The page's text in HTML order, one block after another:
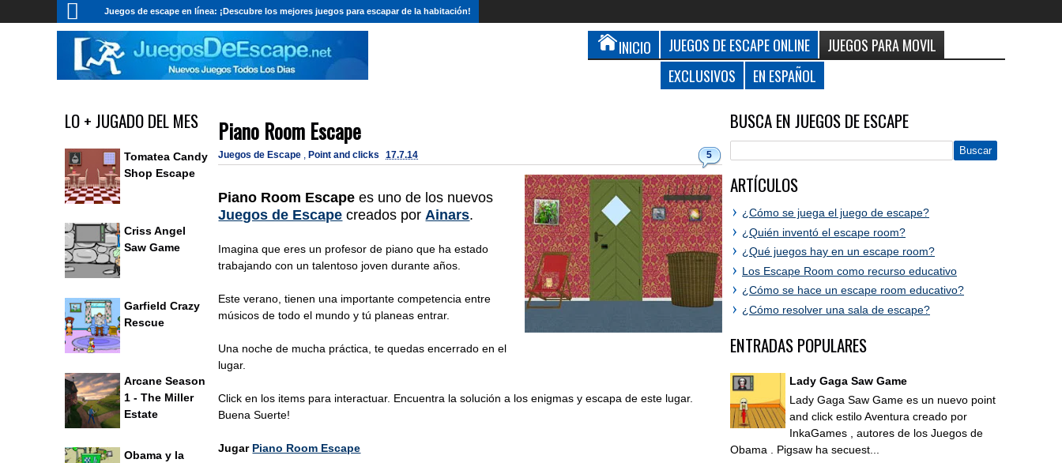
Juegos de escape en línea: ¡Descubre los mejores juegos para escapar de la habitación!
INICIO JUEGOS DE ESCAPE ONLINE
JUEGOS PARA MOVIL
EXCLUSIVOS
EN ESPAÑOL
Piano Room Escape
5
Juegos de Escape , Point and clicks 17.7.14
Piano Room Escape es uno de los nuevos
Juegos de Escape creados porAinars.
Imagina que eres un profesor de piano que ha estado
trabajando con un talentoso joven durante años.
Este verano, tienen una importante competencia entre
músicos de todo el mundo y tú planeas entrar.
Una noche de mucha práctica, te quedas encerrado en el
lugar.
Click en los items para interactuar. Encuentra la solución a los enigmas y escapa de este lugar.
Buena Suerte!
Jugar Piano Room Escape
LO + JUGADO DEL MES
Tomatea Candy
Shop Escape
Criss Angel
Saw Game
Garfield Crazy
Rescue
Arcane Season
1 - The Miller
Estate
Obama y la
BUSCA EN JUEGOS DE ESCAPE
ARTÍCULOS
¿Cómo se juega el juego de escape?
¿Quién inventó el escape room?
¿Qué juegos hay en un escape room?
Los Escape Room como recurso educativo
¿Cómo se hace un escape room educativo?
¿Cómo resolver una sala de escape?
ENTRADAS POPULARES
Lady Gaga Saw Game
Lady Gaga Saw Game es un nuevo point
and click estilo Aventura creado por
InkaGames , autores de los Juegos de
Obama . Pigsaw ha secuest...